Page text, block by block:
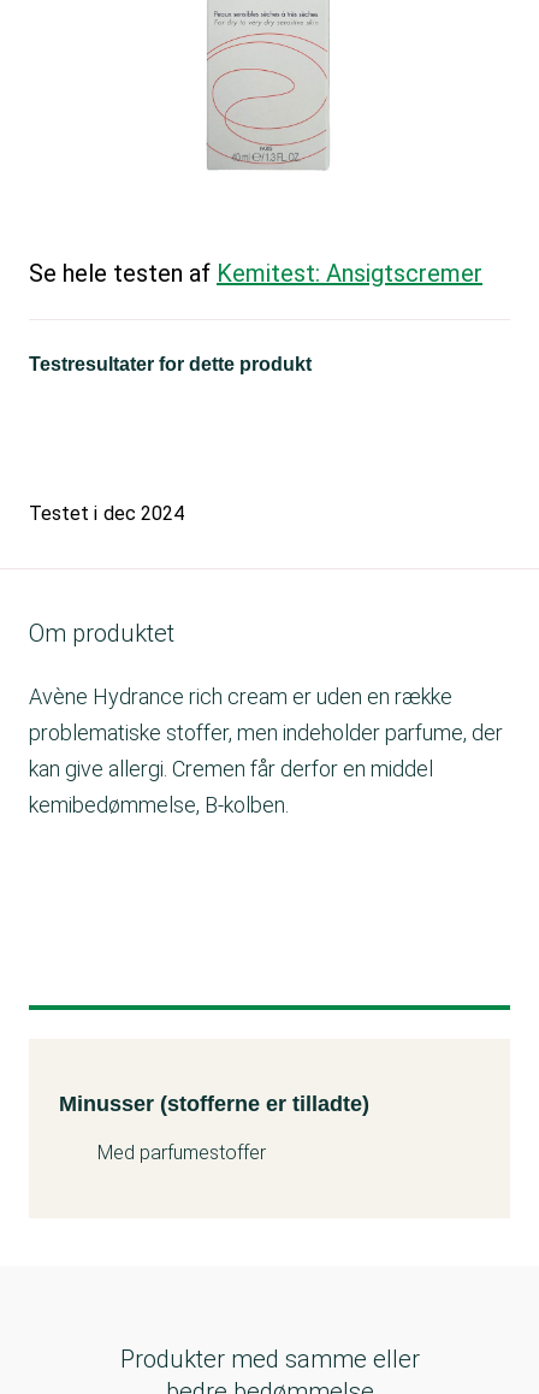
Se hele testen af Kemitest: Ansigtscremer
Testresultater for dette produkt
Testet i dec 2024
Om produktet
Avène Hydrance rich cream er uden en række
problematiske stoffer, men indeholder parfume, der
kan give allergi. Cremen får derfor en middel
kemibedømmelse, B-kolben.
Minusser (stofferne er tilladte)
Med parfumestoffer
Produkter med samme eller